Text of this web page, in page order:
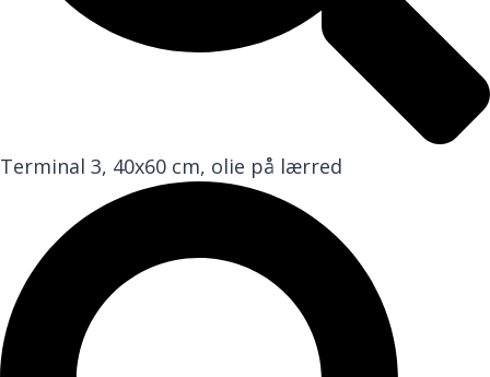
Terminal 3, 40x60 cm, olie på lærred